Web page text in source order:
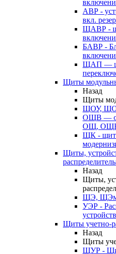
АВР -
вкл.
ЩАВР -
БАВР -
ЩАП —
Щиты
Назад
Щиты
ЩОУ,
ОЩВ —
ОЩ,
ЩК -
Щиты,
Назад
Щиты,
ЩЭ, ЩЭм
УЭР -
Щиты учетно-
Назад
Щиты
ЩУР -